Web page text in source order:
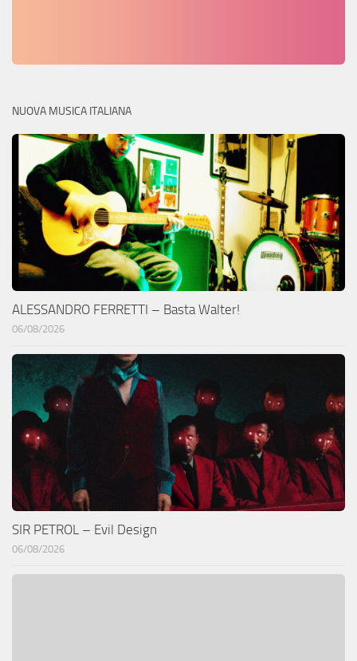
NUOVA MUSICA ITALIANA
ALESSANDRO FERRETTI – Basta Walter!
06/08/2026
SIR PETROL – Evil Design
06/08/2026